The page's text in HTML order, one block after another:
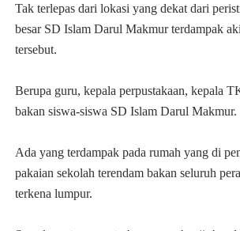
Tak terlepas dari lokasi yangdekat dari
besar SD Islam Darul Makmur terdampak
tersebut.
Berupa guru, kepala perpustakaan, kepala
bakan siswa-siswa SD Islam Darul Makmur.
Ada yang terdampak pada rumah yangdi
pakaian sekolah terendam bakan seluruh
terkena lumpur.